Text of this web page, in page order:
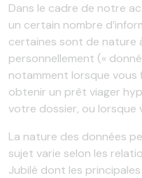
Dans le cadre de notre
un certain nombre
certaines sont de nature
personnellement («
notamment lorsque vous
obtenir un prêt viager
votre dossier, ou lorsque
La nature des données
sujet varie selon les
Jubilé dont les